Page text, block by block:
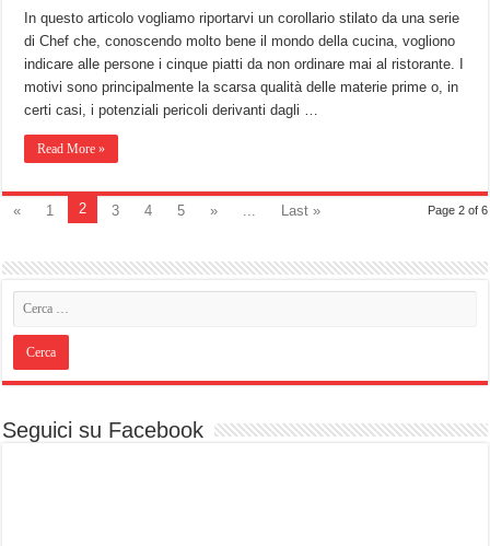
In questo articolo vogliamo riportarvi un corollario stilato da una serie
di Chef che, conoscendo molto bene il mondo della cucina, vogliono
indicare alle persone i cinque piatti da non ordinare mai al ristorante. I
motivi sono principalmente la scarsa qualità delle materie prime o, in
certi casi, i potenziali pericoli derivanti dagli …
Read More »
Page 2 of 6
« 1 2 3 4 5 » Last »
Seguici su Facebook